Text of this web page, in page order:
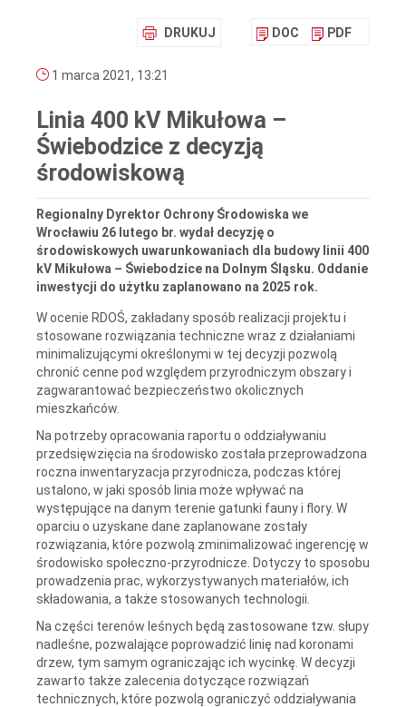
DRUKUJ DOC PDF
1 marca 2021, 13:21
Linia 400 kV Mikułowa –
Świebodzice z decyzją
środowiskową
Regionalny Dyrektor Ochrony Środowiska we
Wrocławiu 26 lutego br. wydał decyzję o
środowiskowych uwarunkowaniach dla budowy linii 400
kV Mikułowa – Świebodzice na Dolnym Śląsku. Oddanie
inwestycji do użytku zaplanowano na 2025 rok.
W ocenie RDOŚ, zakładany sposób realizacji projektu i
stosowane rozwiązania techniczne wraz z działaniami
minimalizującymi określonymi w tej decyzji pozwolą
chronić cenne pod względem przyrodniczym obszary i
zagwarantować bezpieczeństwo okolicznych
mieszkańców.
Na potrzeby opracowania raportu o oddziaływaniu
przedsięwzięcia na środowisko została przeprowadzona
roczna inwentaryzacja przyrodnicza, podczas której
ustalono, w jaki sposób linia może wpływać na
występujące na danym terenie gatunki fauny i flory. W
oparciu o uzyskane dane zaplanowane zostały
rozwiązania, które pozwolą zminimalizować ingerencję w
środowisko społeczno-przyrodnicze. Dotyczy to sposobu
prowadzenia prac, wykorzystywanych materiałów, ich
składowania, a także stosowanych technologii.
Na części terenów leśnych będą zastosowane tzw. słupy
nadleśne, pozwalające poprowadzić linię nad koronami
drzew, tym samym ograniczając ich wycinkę. W decyzji
zawarto także zalecenia dotyczące rozwiązań
technicznych, które pozwolą ograniczyć oddziaływania